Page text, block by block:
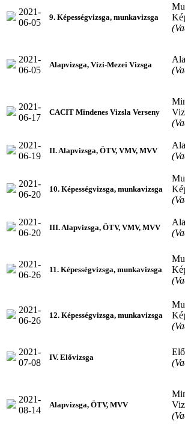
2021-
06-05
9. Képességvizsga, munkavizsga
2021-
06-05
Alapvizsga, Vízi-Mezei Vizsga
2021-
06-17
CACIT Mindenes Vizsla Verseny
2021-
06-19
II. Alapvizsga, ÖTV, VMV, MVV
2021-
06-20
10. Képességvizsga, munkavizsga
2021-
06-20
III. Alapvizsga, ÖTV, VMV, MVV
2021-
06-26
11. Képességvizsga, munkavizsga
2021-
06-26
12. Képességvizsga, munkavizsga
2021-
07-08
IV. Elővizsga
2021-
08-14
Alapvizsga, ÖTV, MVV